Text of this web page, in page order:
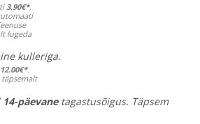
3.90€*,
lugeda
kulleriga.
12.00€*.
täpsemalt
14-päevanetagastusõigus. Täpsem